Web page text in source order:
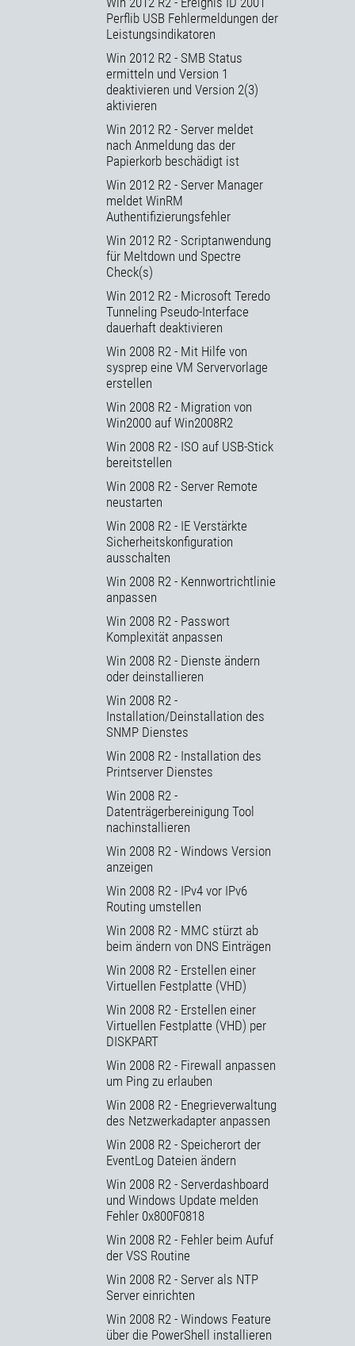
Perflib USB Fehlermeldungen der
Leistungsindikatoren
Win 2012 R2 - SMB Status
ermitteln und Version 1
deaktivieren und Version 2(3)
aktivieren
Win 2012 R2 - Server meldet
nach Anmeldung das der
Papierkorb beschädigt ist
Win 2012 R2 - Server Manager
meldet WinRM
Authentifizierungsfehler
Win 2012 R2 - Scriptanwendung
für Meltdown und Spectre
Check(s)
Win 2012 R2 - Microsoft Teredo
Tunneling Pseudo-Interface
dauerhaft deaktivieren
Win 2008 R2 - Mit Hilfe von
sysprep eine VM Servervorlage
erstellen
Win 2008 R2 - Migration von
Win2000 auf Win2008R2
Win 2008 R2 - ISO auf USB-Stick
bereitstellen
Win 2008 R2 - Server Remote
neustarten
Win 2008 R2 - IE Verstärkte
Sicherheitskonfiguration
ausschalten
Win 2008 R2 - Kennwortrichtlinie
anpassen
Win 2008 R2 - Passwort
Komplexität anpassen
Win 2008 R2 - Dienste ändern
oder deinstallieren
Win 2008 R2 -
Installation/Deinstallation des
SNMP Dienstes
Win 2008 R2 - Installation des
Printserver Dienstes
Win 2008 R2 -
Datenträgerbereinigung Tool
nachinstallieren
Win 2008 R2 - Windows Version
anzeigen
Win 2008 R2 - IPv4 vor IPv6
Routing umstellen
Win 2008 R2 - MMC stürzt ab
beim ändern von DNS Einträgen
Win 2008 R2 - Erstellen einer
Virtuellen Festplatte (VHD)
Win 2008 R2 - Erstellen einer
Virtuellen Festplatte (VHD) per
DISKPART
Win 2008 R2 - Firewall anpassen
um Ping zu erlauben
Win 2008 R2 - Enegrieverwaltung
des Netzwerkadapter anpassen
Win 2008 R2 - Speicherort der
EventLog Dateien ändern
Win 2008 R2 - Serverdashboard
und Windows Update melden
Fehler 0x800F0818
Win 2008 R2 - Fehler beim Aufuf
der VSS Routine
Win 2008 R2 - Server als NTP
Server einrichten
Win 2008 R2 - Windows Feature
über die PowerShell installieren